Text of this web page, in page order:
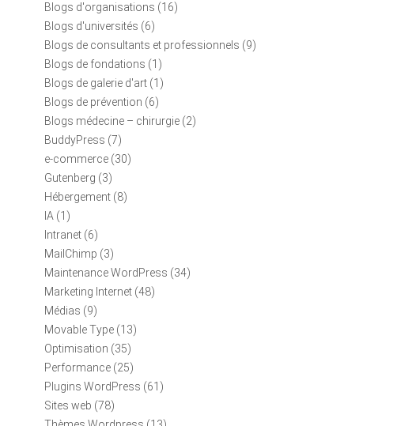
Blogs d'organisations (16)
Blogs d'universités (6)
Blogs de consultants et professionnels (9)
Blogs de fondations (1)
Blogs de galerie d'art(1)
Blogs de prévention (6)
Blogs médecine – chirurgie(2)
BuddyPress (7)
e-commerce(30)
Gutenberg (3)
Hébergement(8)
IA (1)
Intranet(6)
MailChimp (3)
Maintenance WordPress (34)
Marketing Internet(48)
Médias (9)
Movable Type(13)
Optimisation (35)
Performance(25)
Plugins WordPress (61)
Sites web (78)